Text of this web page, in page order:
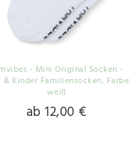
- Mini Original Socken -
& Kinder Familiensocken, Farbe:
weiß
ab 12,00 €